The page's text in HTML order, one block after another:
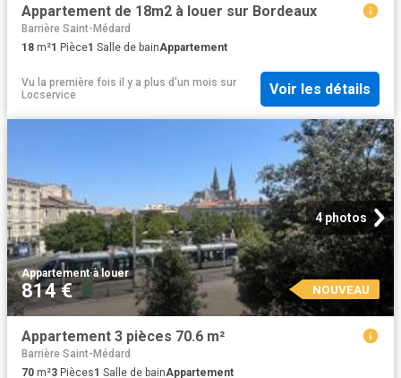
Appartement de 18m2 à louer sur Bordeaux
Barrière Saint-Médard
18 m²1 Pièce1 Salle de bainAppartement
Vu la première fois il y a plus d'un mois sur
Locservice
Voir les détails
4 photos
Appartement·à louer
814 € NOUVEAU
Appartement 3 pièces 70.6 m²
Barrière Saint-Médard
70 m²3 Pièces1 Salle de bainAppartement